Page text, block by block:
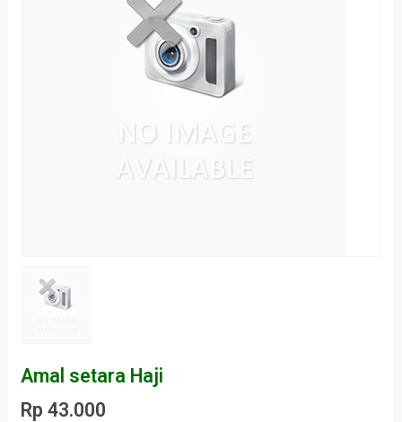
Amal setara Haji
Rp 43.000